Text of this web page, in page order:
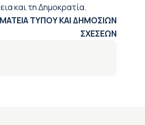
και τη Δημοκρατία.
ΤΥΠΟΥ ΚΑΙ ΔΗΜΟΣΙΩΝ
ΣΧΕΣΕΩΝ